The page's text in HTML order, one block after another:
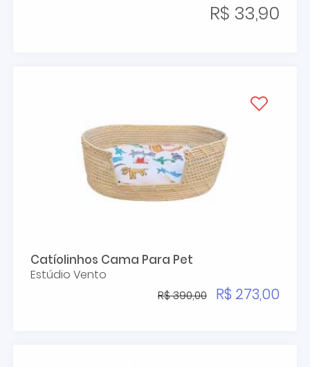
R$ 33,90
Catíolinhos Cama Para Pet
Estúdio Vento
R$ 390,00 R$ 273,00